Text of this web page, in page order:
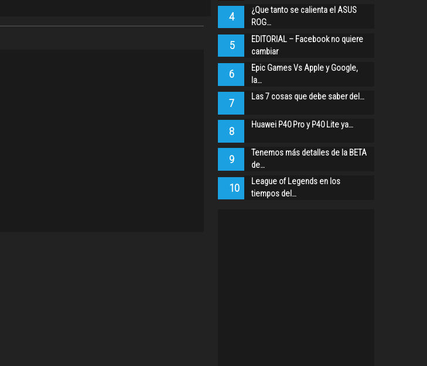
4
¿Que tanto se calienta el ASUS
ROG…
5
EDITORIAL – Facebook no quiere
cambiar
6
Epic Games Vs Apple y Google,
la…
7 Las 7 cosas que debe saber del…
8 Huawei P40 Pro y P40 Lite ya…
9
Tenemos más detalles de la BETA
de…
10
League of Legends en los
tiempos del…